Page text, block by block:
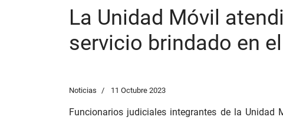
La Unidad Móvil
servicio brindado en
Noticias 11 Octubre 2023
Funcionarios judiciales integrantes de la